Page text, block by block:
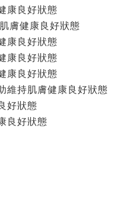
康良好狀態
膚健康良好狀態
康良好狀態
康良好狀態
康良好狀態
維持肌膚健康良好狀態
好狀態
良好狀態